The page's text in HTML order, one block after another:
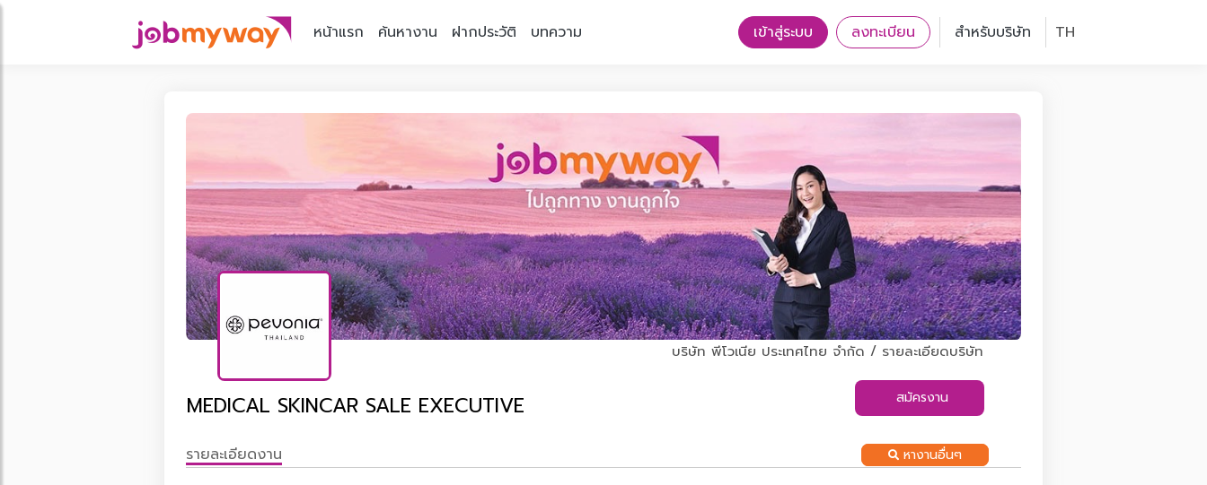
หน้าแรก ค้นหางาน ฝากประวัติ บทความ เข้าสู่ระบบ ลงทะเบียน สำหรับบริษัท TH
บริษัท พีโวเนีย ประเทศไทย จำกัด / รายละเอียดบริษัท
สมัครงาน
MEDICAL SKINCAR SALE EXECUTIVE
รายละเอียดงาน หางานอื่นๆ